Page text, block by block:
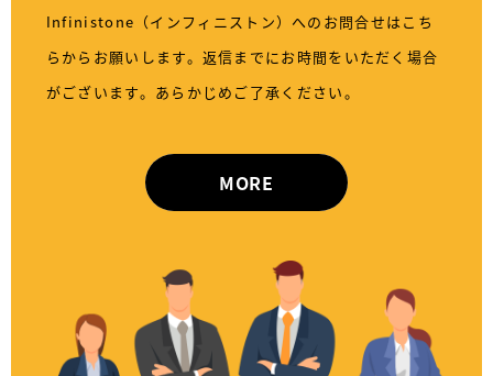
Infinistone（インフィニストン）へのお問合せはこち
らからお願いします。返信までにお時間をいただく場合
がございます。あらかじめご了承ください。
MORE